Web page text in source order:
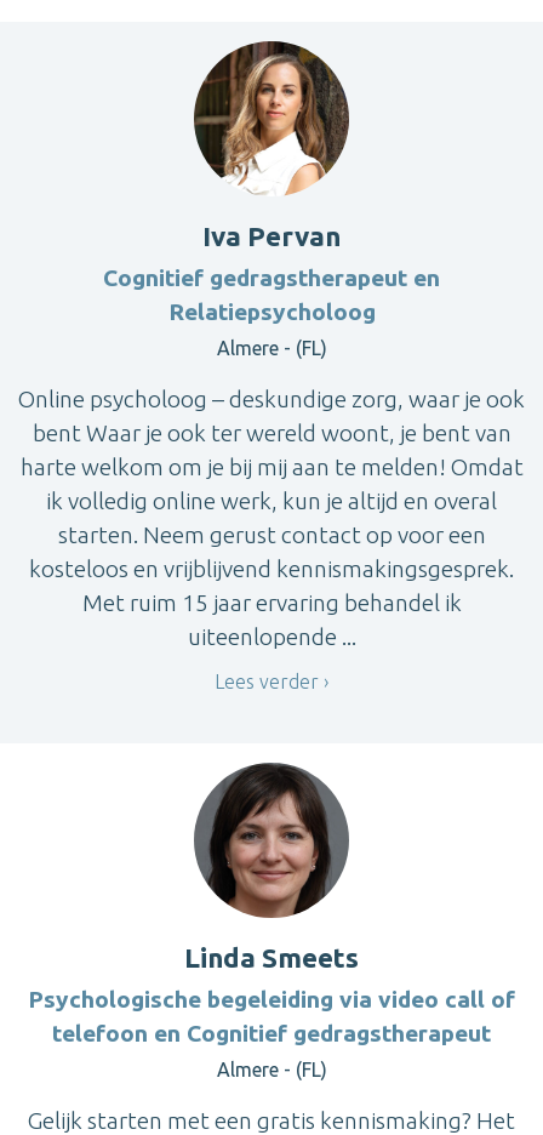
Iva Pervan
Cognitief gedragstherapeut en
Relatiepsycholoog
Almere - (FL)
Online psycholoog – deskundige zorg, waar je ook
bent Waar je ook ter wereld woont, je bent van
harte welkom om je bij mij aan te melden! Omdat
ik volledig online werk, kun je altijd en overal
starten. Neem gerust contact op voor een
kosteloos en vrijblijvend kennismakingsgesprek.
Met ruim 15 jaar ervaring behandel ik
uiteenlopende ...
Lees verder
Linda Smeets
Psychologische begeleiding via video call of
telefoon en Cognitief gedragstherapeut
Almere - (FL)
Gelijk starten met een gratis kennismaking? Het